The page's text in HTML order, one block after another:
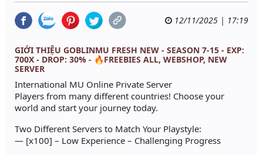
12/11/2025 | 17:19
GIỚI THIỆU GOBLINMU FRESH NEW - SEASON 7-15 - EXP:
700X - DROP: 30% - 🔥FREEBIES ALL, WEBSHOP, NEW
SERVER
International MU Online Private Server
Players from many different countries! Choose your
world and start your journey today.
Two Different Servers to Match Your Playstyle:
— [x100] – Low Experience – Challenging Progress